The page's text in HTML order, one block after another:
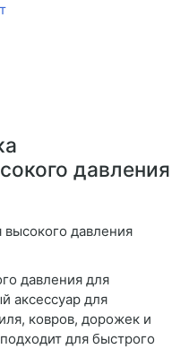
давления
давления для
аксессуар для
ковров, дорожек и
для быстрого